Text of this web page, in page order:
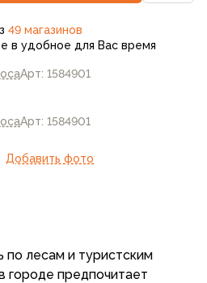
Арт: 1584901
Арт: 1584901
49 магазинов
в удобное для Вас время
Добавить фото
лесам и туристским
городе предпочитает